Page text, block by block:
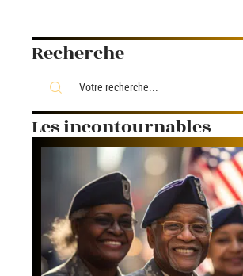
Recherche
Les incontournables